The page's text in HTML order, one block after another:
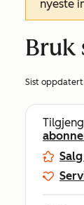
nyeste
Bruk
Sist